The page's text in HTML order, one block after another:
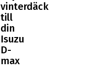
vinterdäck
till
din
Isuzu
D-
max